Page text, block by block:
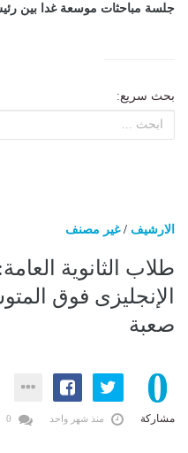
جلسة مباحثات موسعة غدا بين
بحث سريع:
الارشيف /غير مصنف
طلاب الثانوية
الإنجليزى فوق
صعبة
0
مشاركة منذ شهر واحد